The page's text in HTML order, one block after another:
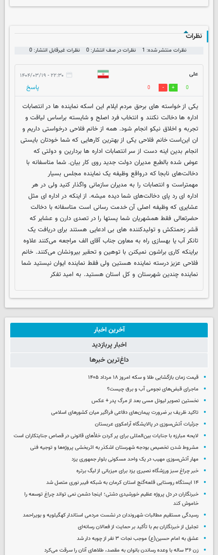
نظرات
نظرات منتشر شده: 1 نظرات در صف انتشار: 0 نظرات غیرقابل انتشار: 0
علی ۲۲:۳۰ - ۱۴۰۴/۰۳/۱۹
0
0
پاسخ
یکی از خواسته های برحق مردم ایلام این اسکه نماینده ها در انتصابات
اداره ها دخالت نکنند و انتخاب فرد اصلح و شایسته براساس لیاقت و
تجربه و اخلاق نیکو انجام شود. همه از خانم فلاحی درخواستی داریم و
ان این‌است خانم فلاحی یکی از بهترین کارهایی که شما خودتان بایستی
انجام بدین اینه دست از سر انتصابات اداره ها بردارین و دولتی که
عوض شده بالطبع مدیران دولت جدید روی کار بیان. شما متاسفانه با
دخالت‌های نابجا که درواقع وظیفه یک نماینده مجلس بسیار
مهمتراست و انتصابات را به مدیران سازمانی واگذار کنید ولی در هر
اداره ای رد پای دخالت‌های شما دیده میشه. از اینکه در اداره ای مثل
عشایری که وظیفه اصلی آن خدمت رسانی است متاسفانه با دخالت
حضرتعالی فقط همشهریان شما پستها را در تصدی دارن و عشایر که
قشر زحمتکش و تولیدکننده های بی ادعایی هستند برای دریافت یک
تانکر آب یا بهسازی راه به معاون جناب آقای الف مراجعه می‌کنند علاوه
براینکه کاری براشون نمیکنن با توهین و تحقیر بیرونشان می‌کنند. خانم
فلاحی عزیز درسته نماینده هستین ولی فقط نماینده ایوان نیستید شما
نماینده چندین شهرستان و کل استان هستید. به امید تفکر
آخرین اخبار
اخبار پربازدید
داغ‌ترین خبرها
قیمت زمان بازگشایی طلا و سکه امروز ۱۸ مرداد ۱۴۰۵
ماجرای قبض‌های نجومی آب و برق چیست؟
نخستین تصویر لیونل مسی بعد از مرگ پدر + عکس
تاکید ظریف بر ضرورت پیمان‌های دفاعی فراگیر میان کشورهای اسلامی
جزئیات آتش‌سوزی در پالایشگاه آرامکوی عربستان
لایحه مبارزه با جنایات بین‌المللی برای پر کردن خلأهای قانونی در قصاص جنایتکاران است
مشروط شدن تخصیص بودجه شهرستان اشکذر به اثربخشی پروژه‌ها و توجیه فنی
مهار آتش‌سوزی مهیب در یک واحد مسکونی بلوار جمهوری یزد
خبر چراغ سبز ورزشگاه نصیری یزد برای میزبانی از لیگ برتره
۱۴ ایستگاه روستایی قلعه‌گنج استان کرمان به شبکه فیبر نوری متصل شد
خبرنگاران در دل پروژه عظیم خورشیدی دشتی؛ اینجا دشمن نمی‌ تواند چراغ توسعه را
خاموش کند
رسیدگی مستقیم مطالبات شهروندان در نشست مردمی استاندار کهگیلویه و بویراحمد
تجلیل از خبرنگاران بم با تأکید بر حمایت از فعالان رسانه‌ای
عشق به امام حسین(ع) موجب نجات ۳ نفر از چوبه دار شد
زن ۳۶ ساله با وعده رساندن بانوان به مقصد، طلاهای آنان را سرقت می‌کرد